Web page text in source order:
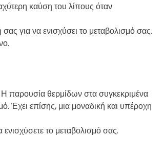
καύση του λίπους όταν
για να ενισχύσει το μεταβολισμό σας.
Η παρουσία θερμίδων στα συγκεκριμένα
Έχει επίσης, μια μοναδική και υπέροχη
το μεταβολισμό σας.